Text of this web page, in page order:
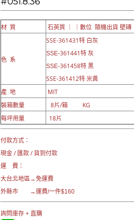
材 質 石英質 ｜ ｜數位 隨機出貨 壁磚
色 系
SSE-361431特 白灰
SSE-361441特 灰
SSE-361458特 黑
SSE-361412特 米黃
產 地
MIT
裝箱數量
8片/箱 KG
每坪用量
18片
付款方式：
現金 / 匯款 / 貨到付款
運 費：
大台北地區→免運費
外縣市 →運費/一件$160
詢問庫存 + 直購